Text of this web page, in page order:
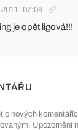
07:08
je opět ligová!!!
o nových
Upozornění